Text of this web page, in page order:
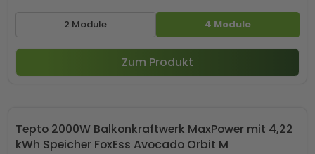
2 Module 4 Module
Zum Produkt
Tepto 2000W Balkonkraftwerk MaxPower mit 4,22
kWh Speicher FoxEss Avocado Orbit M